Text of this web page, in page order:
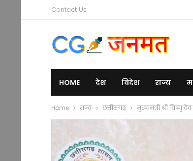
Contact Us
HOME देश विदेश राज्य
Home राज्य छत्तीसगढ़ मुख्यमंत्री श्री विष्णु